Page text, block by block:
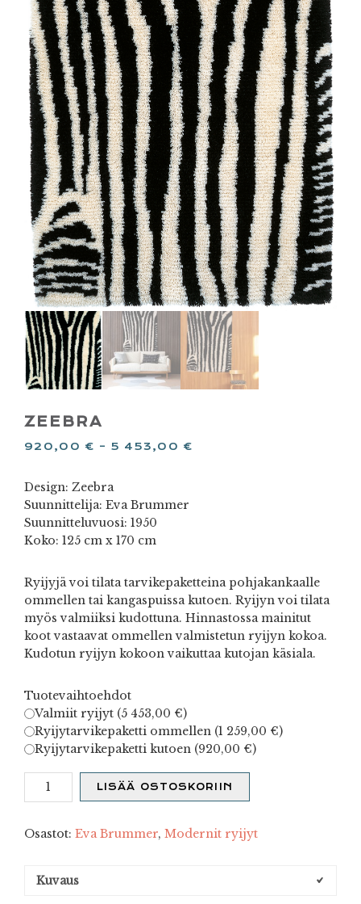
ZEEBRA
920,00 € – 5 453,00 €
Design: Zeebra
Suunnittelija: Eva Brummer
Suunnitteluvuosi: 1950
Koko: 125 cm x 170 cm
Ryijyjä voi tilata tarvikepaketteina pohjakankaalle
ommellen tai kangaspuissa kutoen. Ryijyn voi tilata
myös valmiiksi kudottuna. Hinnastossa mainitut
koot vastaavat ommellen valmistetun ryijyn kokoa.
Kudotun ryijyn kokoon vaikuttaa kutojan käsiala.
Tuotevaihtoehdot
Valmiit ryijyt (5 453,00 €)
Ryijytarvikepaketti ommellen (1 259,00 €)
Ryijytarvikepaketti kutoen (920,00 €)
Zeebra
määrä
LISÄÄ OSTOSKORIIN
Osastot: Eva Brummer, Modernit ryijyt
Kuvaus